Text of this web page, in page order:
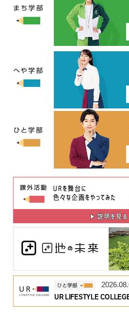
UR LIFESTYLE